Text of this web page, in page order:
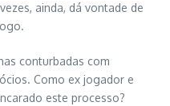
ainda, dá vontade de
conturbadas com
Como ex jogador e
este processo?